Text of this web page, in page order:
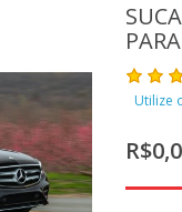
Utilize